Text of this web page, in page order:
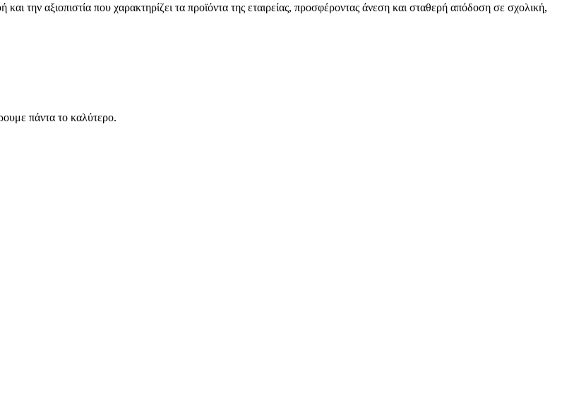
αξιοπιστία που χαρακτηρίζει τα προϊόντα της εταιρείας, προσφέροντας άνεση και σταθερή απόδοση σε σχολική,
πάντα το καλύτερο.